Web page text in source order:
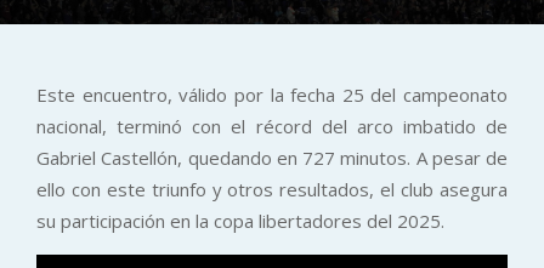
Este encuentro, válido por la fecha 25 del campeonato
nacional, terminó con el récord del arco imbatido de
Gabriel Castellón, quedando en 727 minutos. A pesar de
ello con este triunfo y otros resultados, el club asegura
su participación en la copa libertadores del 2025.